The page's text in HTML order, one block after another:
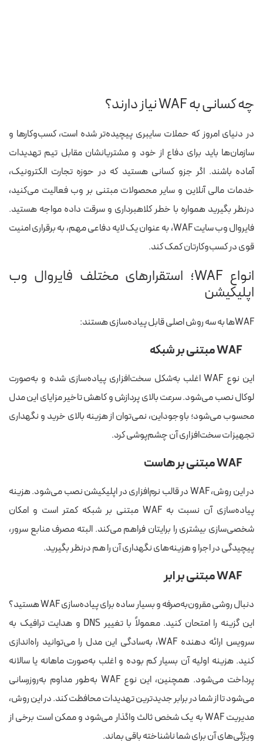
چه کسانی به WAF نیاز دارند؟
در دنیای امروز که حملات سایبری پیچیده‌تر شده است، کسب‌وکارها و
سازمان‌ها باید برای دفاع از خود و مشتریانشان مقابل تیم تهدیدات
آماده باشند. اگر جزو کسانی هستید که در حوزه تجارت الکترونیک،
خدمات مالی آنلاین و سایر محصولات مبتنی بر وب فعالیت می‌کنید،
درنظر بگیرید همواره با خطر کلاهبرداری و سرقت داده مواجه هستید.
فایروال وب سایت WAF، به عنوان یک لایه دفاعی مهم، به برقراری امنیت
قوی در کسب‌وکارتان کمک کند.
انواع WAF؛ استقرارهای مختلف فایروال وب
اپلیکیشن
WAFها به سه روش اصلی قابل پیاده‌سازی هستند:
WAF مبتنی بر شبکه
این نوع WAF اغلب به‌شکل سخت‌افزاری پیاده‌سازی شده و به‌صورت
لوکال نصب می‌شود. سرعت بالای پردازش و کاهش تاخیر مزایای این مدل
محسوب می‌شود؛ باوجوداین، نمی‌توان از هزینه بالای خرید و نگهداری
تجهیزات سخت‌افزاری آن چشم‌پوشی کرد.
WAF مبتنی بر هاست
در این روش، WAF در قالب نرم‌افزاری در اپلیکیشن نصب می‌شود. هزینه
پیاده‌سازی آن نسبت به WAF مبتنی بر شبکه کمتر است و امکان
شخصی‌سازی بیشتری را برایتان فراهم می‌کند. البته مصرف منابع سرور،
پیچیدگی در اجرا و هزینه‌های نگهداری آن را هم درنظر بگیرید.
WAF مبتنی بر ابر
دنبال روشی مقرون‌به‌صرفه و بسیار ساده برای پیاده‌سازی WAF هستید؟
این گزینه را امتحان کنید. معمولاً با تغییر DNS و هدایت ترافیک به
سرویس ارائه دهنده WAF، به‌سادگی این مدل را می‌توانید راه‌اندازی
کنید. هزینه اولیه آن بسیار کم بوده و اغلب به‌صورت ماهانه یا سالانه
پرداخت می‌شود. همچنین، این نوع WAF به‌طور مداوم به‌روزرسانی
می‌شود تا از شما در برابر جدیدترین تهدیدات محافظت کند. در این روش،
مدیریت WAF به یک شخص ثالث واگذار می‌شود و ممکن است برخی از
ویژگی‌های آن برای شما ناشناخته باقی بماند.